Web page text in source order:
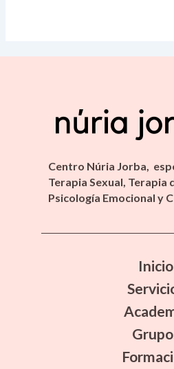
Centro Núria Jorba,
Terapia Sexual, Terapia
Psicología Emocional y
Inicio